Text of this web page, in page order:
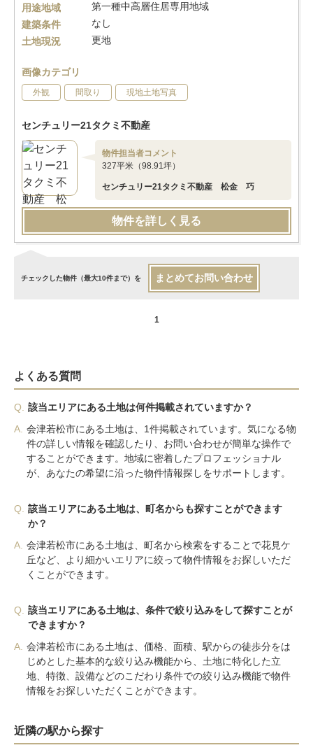
用途地域
第一種中高層住居専用地域
建築条件
なし
土地現況
更地
画像カテゴリ
外観 間取り 現地土地写真
センチュリー21タクミ不動産
物件担当者コメント
327平米（98.91坪）
センチュリー21タクミ不動産 松金 巧
物件を詳しく見る
チェックした物件（最大10件まで）を まとめてお問い合わせ
1
よくある質問
Q.
該当エリアにある土地は何件掲載されていますか？
A. 会津若松市にある土地は、1件掲載されています。気になる物
件の詳しい情報を確認したり、お問い合わせが簡単な操作で
することができます。地域に密着したプロフェッショナル
が、あなたの希望に沿った物件情報探しをサポートします。
Q.
該当エリアにある土地は、町名からも探すことができます
か？
A. 会津若松市にある土地は、町名から検索をすることで花見ケ
丘など、より細かいエリアに絞って物件情報をお探しいただ
くことができます。
Q.
該当エリアにある土地は、条件で絞り込みをして探すことが
できますか？
A. 会津若松市にある土地は、価格、面積、駅からの徒歩分をは
じめとした基本的な絞り込み機能から、土地に特化した立
地、特徴、設備などのこだわり条件での絞り込み機能で物件
情報をお探しいただくことができます。
近隣の駅から探す